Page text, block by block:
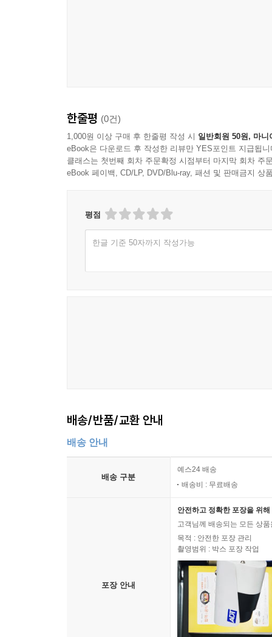
한줄평 (0건)
1,000원 이상 구매 후 한줄평 작성 시 일반회원 50원, 마니
eBook은 다운로드 후 작성한 리뷰만 YES포인트 지급됩니
클래스는 첫번째 회차 주문확정 시점부터 마지막 회차 주
eBook 페이백, CD/LP, DVD/Blu-ray, 패션 및 판매금지 상
평점
한글 기준 50자까지 작성가능
배송/반품/교환 안내
배송 안내
배송 구분
예스24 배송
배송비 : 무료배송
포장 안내
안전하고 정확한 포장을 위
고객님께 배송되는 모든 상
목적 : 안전한 포장 관리
촬영범위 : 박스 포장 작업